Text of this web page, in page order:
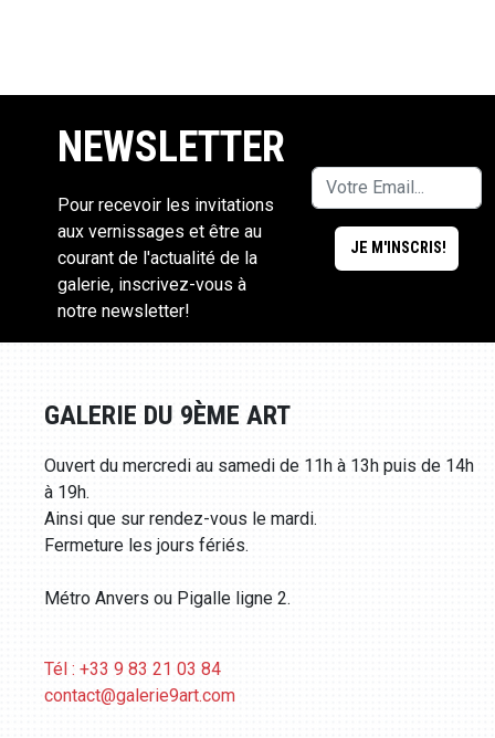
NEWSLETTER
Pour recevoir les invitations
aux vernissages et être au
courant de l'actualité de la
galerie, inscrivez-vous à
notre newsletter!
GALERIE DU 9ÈME ART
Ouvert du mercredi au samedi de 11h à 13h puis de 14h
à 19h.
Ainsi que sur rendez-vous le mardi.
Fermeture les jours fériés.
Métro Anvers ou Pigalle ligne 2.
Tél : +33 9 83 21 03 84
contact@galerie9art.com